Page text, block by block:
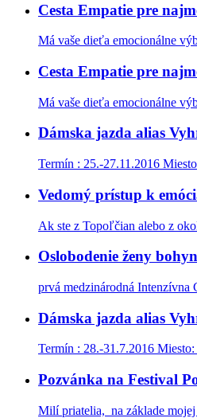
Cesta Empatie pre
Má vaše dieťa emocionálne
Cesta Empatie pre
Má vaše dieťa emocionálne
Dámska jazda alias
Termín : 25.-27.11.2016
Vedomý prístup k
Ak ste z Topoľčian alebo z
Oslobodenie ženy
prvá medzinárodná Intenzívna
Dámska jazda alias
Termín : 28.-31.7.2016
Pozvánka na Festival
Milí priatelia, na základe mojej